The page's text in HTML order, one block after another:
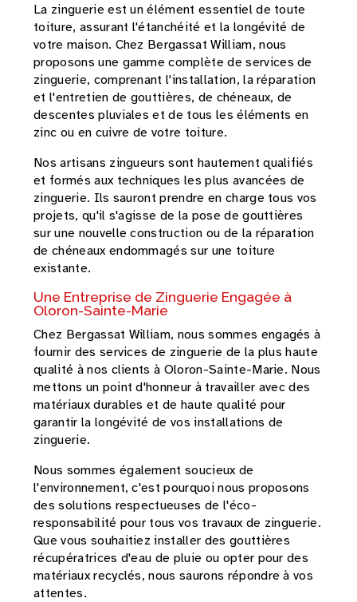
La zinguerie est un élément essentiel de toute
toiture, assurant l'étanchéité et la longévité de
votre maison. Chez Bergassat William, nous
proposons une gamme complète de services de
zinguerie, comprenant l'installation, la réparation
et l'entretien de gouttières, de chéneaux, de
descentes pluviales et de tous les éléments en
zinc ou en cuivre de votre toiture.
Nos artisans zingueurs sont hautement qualifiés
et formés aux techniques les plus avancées de
zinguerie. Ils sauront prendre en charge tous vos
projets, qu'il s'agisse de la pose de gouttières
sur une nouvelle construction ou de la réparation
de chéneaux endommagés sur une toiture
existante.
Une Entreprise de Zinguerie Engagée à
Oloron-Sainte-Marie
Chez Bergassat William, nous sommes engagés à
fournir des services de zinguerie de la plus haute
qualité à nos clients à Oloron-Sainte-Marie. Nous
mettons un point d'honneur à travailler avec des
matériaux durables et de haute qualité pour
garantir la longévité de vos installations de
zinguerie.
Nous sommes également soucieux de
l'environnement, c'est pourquoi nous proposons
des solutions respectueuses de l'éco-
responsabilité pour tous vos travaux de zinguerie.
Que vous souhaitiez installer des gouttières
récupératrices d'eau de pluie ou opter pour des
matériaux recyclés, nous saurons répondre à vos
attentes.